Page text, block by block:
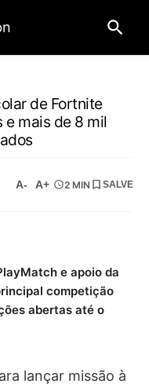
de Fortnite
mais de 8 mil
A- A+ 2 MIN SALVE
e apoio da
competição
abertas até o